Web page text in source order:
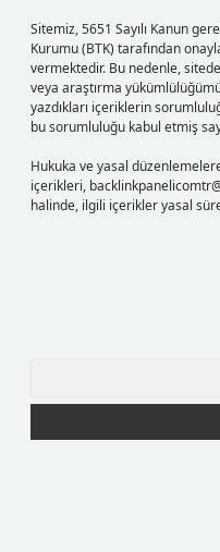
Sitemiz, 5651 Sayılı Kanun
Kurumu (BTK) tarafından
vermektedir. Bu nedenle,
veya araştırma
yazdıkları içeriklerin
bu sorumluluğu kabul etmiş
Hukuka ve yasal
içerikleri,
halinde, ilgili içerikler yasal